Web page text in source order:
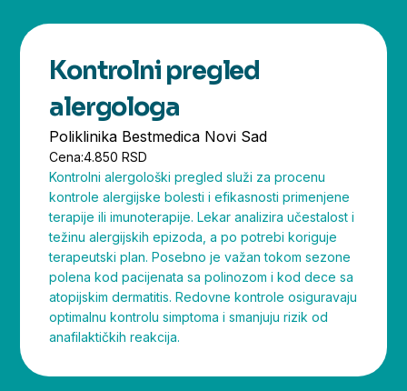
Kontrolni pregled
alergologa
Poliklinika Bestmedica Novi Sad
Cena:4.850 RSD
Kontrolni alergološki pregled služi za procenu
kontrole alergijske bolesti i efikasnosti primenjene
terapije ili imunoterapije. Lekar analizira učestalost i
težinu alergijskih epizoda, a po potrebi koriguje
terapeutski plan. Posebno je važan tokom sezone
polena kod pacijenata sa polinozom i kod dece sa
atopijskim dermatitis. Redovne kontrole osiguravaju
optimalnu kontrolu simptoma i smanjuju rizik od
anafilaktičkih reakcija.